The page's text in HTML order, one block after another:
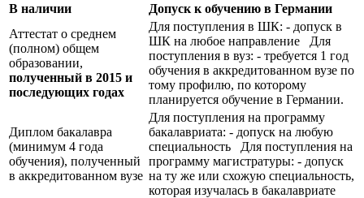
В наличии
Допуск к обучению в Германии
Аттестат о среднем
(полном) общем
образовании,
полученный в 2015 и
последующих годах
Для поступления в ШК: - допуск в
ШК на любое направление Для
поступления в вуз: - требуется 1 год
обучения в аккредитованном вузе по
тому профилю, по которому
планируется обучение в Германии.
Диплом бакалавра
(минимум 4 года
обучения), полученный
в аккредитованном вузе
Для поступления на программу
бакалавриата: - допуск на любую
специальность Для поступления на
программу магистратуры: - допуск
на ту же или схожую специальность,
которая изучалась в бакалавриате